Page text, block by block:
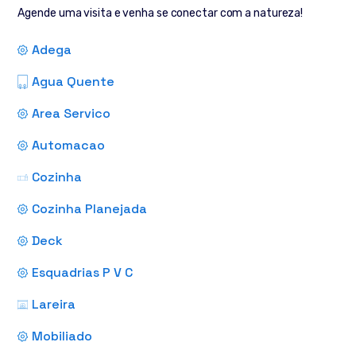
Agende uma visita e venha se conectar com a natureza!
Adega
Agua Quente
Area Servico
Automacao
Cozinha
Cozinha Planejada
Deck
Esquadrias P V C
Lareira
Mobiliado